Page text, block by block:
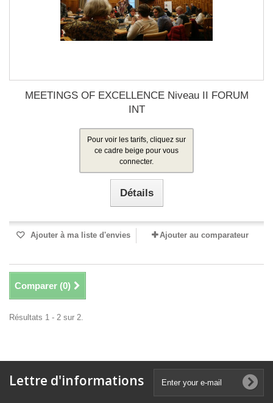
MEETINGS OF EXCELLENCE Niveau II FORUM
INT
Pour voir les tarifs, cliquez sur
ce cadre beige pour vous
connecter.
Détails
Ajouter à ma liste d'envies Ajouter au comparateur
Comparer (0)
Résultats 1 - 2 sur 2.
Lettre d'informations